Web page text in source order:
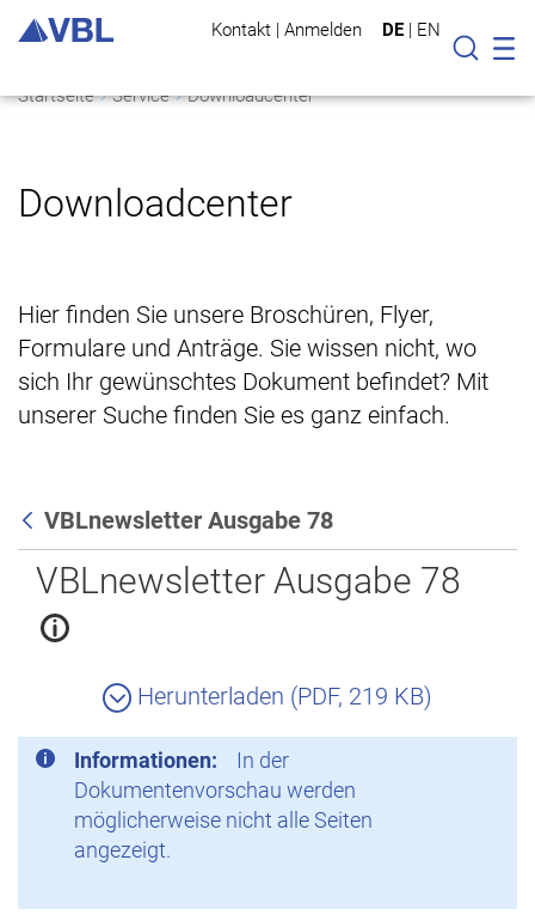
Kontakt | Anmelden DE | EN
Suche
Startseite Service Downloadcenter
Downloadcenter
Hier finden Sie unsere Broschüren, Flyer,
Formulare und Anträge. Sie wissen nicht, wo
sich Ihr gewünschtes Dokument befindet? Mit
unserer Suche finden Sie es ganz einfach.
Zurück
VBLnewsletter Ausgabe 78
VBLnewsletter Ausgabe 78
Herunterladen (PDF, 219 KB)
Informationen:
In der
Dokumentenvorschau werden
möglicherweise nicht alle Seiten
angezeigt.